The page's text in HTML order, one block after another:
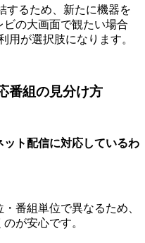
するため、新たに機器を
の大画面で観たい場合
用が選択肢になります。
番組の見分け方
ト配信に対応しているわ
番組単位で異なるため、
が安心です。